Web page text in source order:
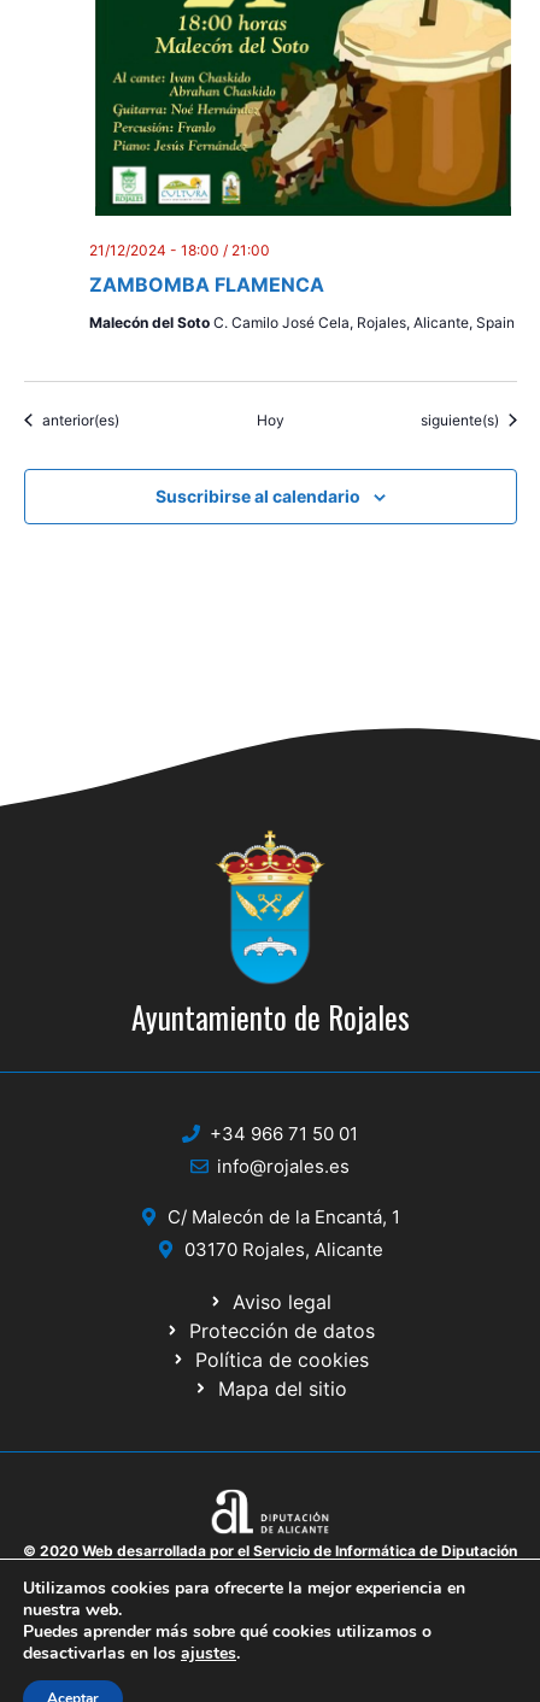
ZAMBOMBA FLAMENCA
21/12/2024 - 18:00 / 21:00
Malecón del Soto C. Camilo José Cela, Rojales, Alicante, Spain
Eventos
anterior(es) Hoy Eventos
siguiente(s)
Suscribirse al calendario
Ayuntamiento de Rojales
+34 966 71 50 01
info@rojales.es
C/ Malecón de la Encantá, 1
03170 Rojales, Alicante
Aviso legal
Protección de datos
Política de cookies
Mapa del sitio
© 2020 Web desarrollada por el Servicio de Informática de Diputación
Utilizamos cookies para ofrecerte la mejor experiencia en
nuestra web.
Puedes aprender más sobre qué cookies utilizamos o
desactivarlas en los ajustes.